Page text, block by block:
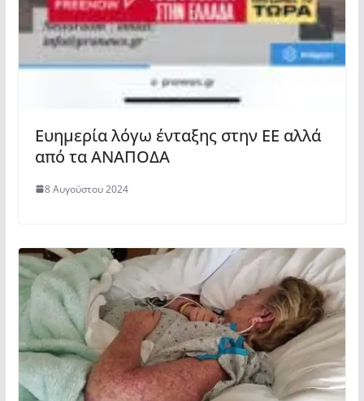
Ευημερία λόγω ένταξης στην ΕΕ αλλά
από τα ΑΝΑΠΟΔΑ
8 Αυγούστου 2024